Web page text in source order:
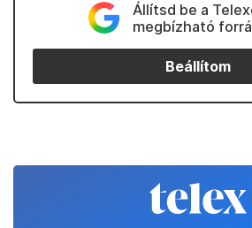
Állítsd be a
megbízható
Beállítom